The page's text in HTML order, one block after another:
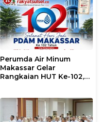
Perumda Air Minum
Makassar Gelar
Rangkaian HUT Ke-102,